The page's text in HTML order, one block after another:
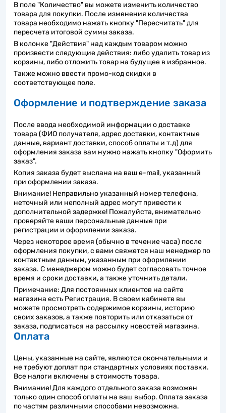
В поле "Количество" вы можете изменить количество
товара для покупки. После изменения количества
товара необходимо нажать кнопку "Пересчитать" для
пересчета итоговой суммы заказа.
В колонке "Действия" над каждым товаром можно
произвести следующие действия: либо удалить товар из
корзины, либо отложить товар на будущее в избранное.
Также можно ввести промо-код скидки в
соответствующее поле.
Оформление и подтверждение заказа
После ввода необходимой информации о доставке
товара (ФИО получателя, адрес доставки, контактные
данные, вариант доставки, способ оплаты и т.д) для
оформления заказа вам нужно нажать кнопку "Оформить
заказ".
Копия заказа будет выслана на ваш e-mail, указанный
при оформлении заказа.
Внимание! Неправильно указанный номер телефона,
неточный или неполный адрес могут привести к
дополнительной задержке! Пожалуйста, внимательно
проверяйте ваши персональные данные при
регистрации и оформлении заказа.
Через некоторое время (обычно в течение часа) после
оформления покупки, с вами свяжется наш менеджер по
контактным данным, указанным при оформлении
заказа. С менеджером можно будет согласовать точное
время и сроки доставки, а также уточнить детали.
Примечание: Для постоянных клиентов на сайте
магазина есть Регистрация. В своем кабинете вы
можете просмотреть содержимое корзины, историю
своих заказов, а также повторить или отказаться от
заказа, подписаться на рассылку новостей магазина.
Оплата
Цены, указанные на сайте, являются окончательными и
не требуют доплат при стандартных условиях поставки.
Все налоги включены в стоимость товара.
Внимание! Для каждого отдельного заказа возможен
только один способ оплаты на ваш выбор. Оплата заказа
по частям различными способами невозможна.